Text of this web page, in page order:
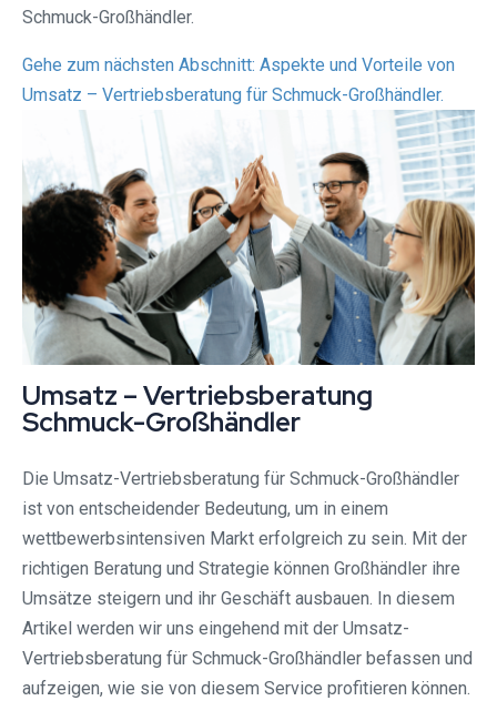
Schmuck-Großhändler.
Gehe zum nächsten Abschnitt: Aspekte und Vorteile von
Umsatz – Vertriebsberatung für Schmuck-Großhändler.
Umsatz – Vertriebsberatung
Schmuck-Großhändler
Die Umsatz-Vertriebsberatung für Schmuck-Großhändler
ist von entscheidender Bedeutung, um in einem
wettbewerbsintensiven Markt erfolgreich zu sein. Mit der
richtigen Beratung und Strategie können Großhändler ihre
Umsätze steigern und ihr Geschäft ausbauen. In diesem
Artikel werden wir uns eingehend mit der Umsatz-
Vertriebsberatung für Schmuck-Großhändler befassen und
aufzeigen, wie sie von diesem Service profitieren können.